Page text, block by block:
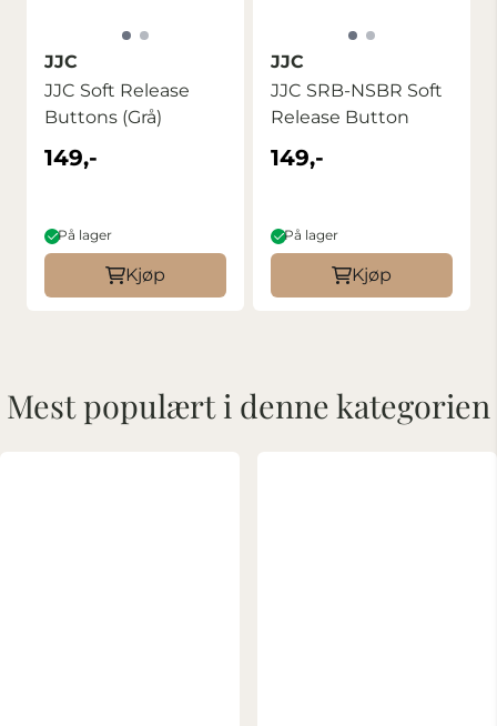
JJC
JJC Soft Release
Buttons (Grå)
149,-
På lager
Kjøp
JJC
JJC SRB-NSBR Soft
Release Button
149,-
På lager
Kjøp
Mest populært i denne kategorien